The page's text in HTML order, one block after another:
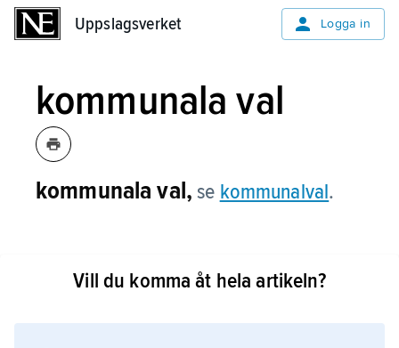
Uppslagsverket Logga in
kommunala val
kommunala val, se kommunalval.
Vill du komma åt hela artikeln?